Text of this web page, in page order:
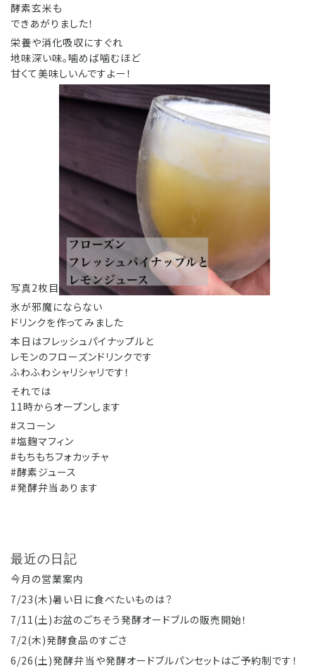
酵素玄米も
できあがりました！
栄養や消化吸収にすぐれ
地味深い味。噛めば噛むほど
甘くて美味しいんですよー！
写真2枚目
氷が邪魔にならない
ドリンクを作ってみました
本日はフレッシュパイナップルと
レモンのフローズンドリンクです
ふわふわシャリシャリです！
それでは
11時からオープンします
#スコーン
#塩麹マフィン
#もちもちフォカッチャ
#酵素ジュース
#発酵弁当あります
最近の日記
今月の営業案内
7/23(木)暑い日に食べたいものは？
7/11(土)お盆のごちそう発酵オードブルの販売開始！
7/2(木)発酵食品のすごさ
6/26(土)発酵弁当や発酵オードブルパンセットはご予約制です！